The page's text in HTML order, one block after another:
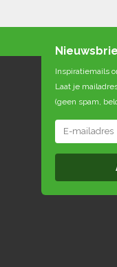
Inspiratiemails
Laat je
(geen spam,